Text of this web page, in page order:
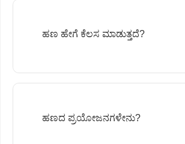
ಹಣ ಹೇಗೆ ಕೆಲಸ ಮಾಡುತ್ತದೆ?
ಹಣದ ಪ್ರಯೋಜನಗಳೇನು?